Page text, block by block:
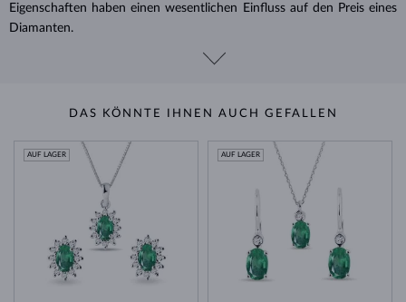
Eigenschaften haben einen wesentlichen Einfluss auf den Preis eines
Diamanten.
DAS KÖNNTE IHNEN AUCH GEFALLEN
AUF LAGER AUF LAGER